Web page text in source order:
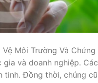
Vệ Môi Trường Và
và doanh nghiệp.
tinh. Đồng thời, chúng